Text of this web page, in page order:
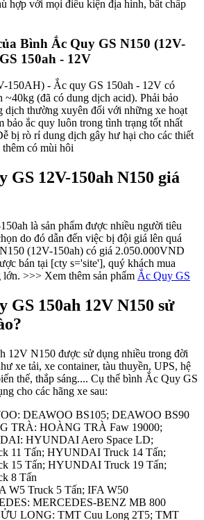
hợp với mọi điều kiện địa hình, bất chấp
Bình Ắc Quy GS N150 (12V-
150ah - 12V
150AH) - Ắc quy GS 150ah - 12V có
~40kg (đã có dung dịch acid). Phải bảo
dịch thường xuyên đối với những xe hoạt
bảo ắc quy luôn trong tình trạng tốt nhất
bị rò rỉ dung dịch gây hư hại cho các thiết
có mùi hôi
GS 12V-150ah N150 giá
là sản phẩm được nhiều người tiêu
do đó dẫn đến việc bị đội giá lên quá
(12V-150ah) có giá 2.050.000VND
bán tại [cty s='site'], quý khách mua
>>> Xem thêm sản phẩm Ắc Quy GS
GS 150ah 12V N150 sử
12V N150 được sử dụng nhiều trong đời
xe tải, xe container, tàu thuyền, UPS, hệ
thế, thắp sáng.... Cụ thể bình Ắc Quy GS
cho các hãng xe sau:
DEAWOO BS105; DEAWOO BS90
TRÀ: HOÀNG TRÀ Faw 19000;
HYUNDAI Aero Space LD;
11 Tấn; HYUNDAI Truck 14 Tấn;
15 Tấn; HYUNDAI Truck 19 Tấn;
8 Tấn
W5 Truck 5 Tấn; IFA W50
MERCEDES-BENZ MB 800
LONG: TMT Cuu Long 2T5; TMT